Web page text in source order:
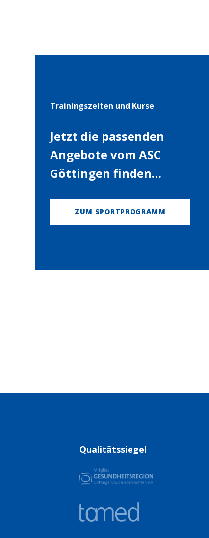
Trainingszeiten und Kurse
Jetzt die passenden
Angebote vom ASC
Göttingen finden…
ZUM SPORTPROGRAMM
Qualitätssiegel